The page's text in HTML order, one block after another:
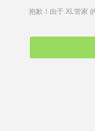
抱歉！由于 XL管家